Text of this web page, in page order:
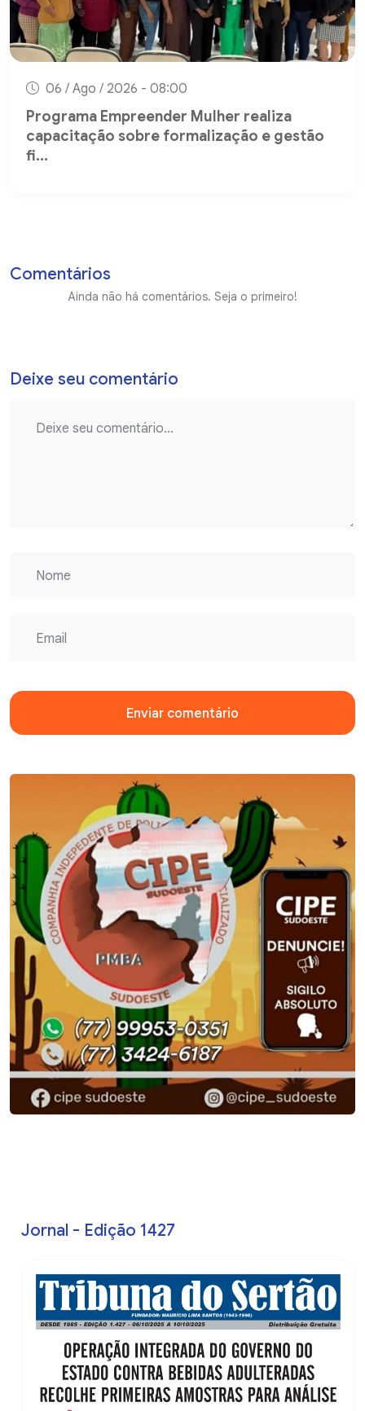
06 / Ago / 2026 - 08:00
Programa Empreender Mulher realiza
capacitação sobre formalização e gestão
fi...
Comentários
Ainda não há comentários. Seja o primeiro!
Deixe seu comentário
Enviar comentário
Jornal - Edição 1427